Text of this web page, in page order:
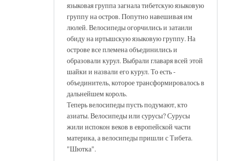
языковая группа загнала тибетскую языковую
группу на остров. Попутно навешивая им
люлей. Велосипеды огорчились и затаили
обиду на иртышскую языковую группу. На
острове все племена объединились и
образовали курул. Выбрали главаря всей этой
шайки и назвали его курул. То есть -
объединитель, которое трансформировалось в
дальнейшем король.
Теперь велосипеды пусть подумают, кто
азиаты. Велосипеды или сурусы? Сурусы
жили испокон веков в европейской части
материка, а велосипеды пришли с Тибета.
"Шютка".